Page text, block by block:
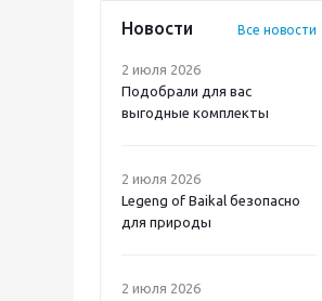
Новости Все новости
2 июля 2026
Подобрали для вас
выгодные комплекты
2 июля 2026
Legeng of Baikal безопасно
для природы
2 июля 2026